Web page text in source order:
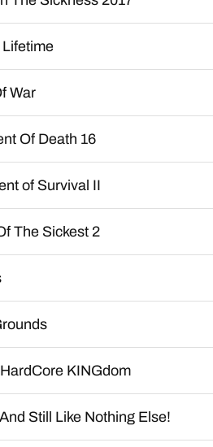
Lifetime
War
Of Death 16
of Survival II
The Sickest 2
KINGdom
Still Like Nothing Else!